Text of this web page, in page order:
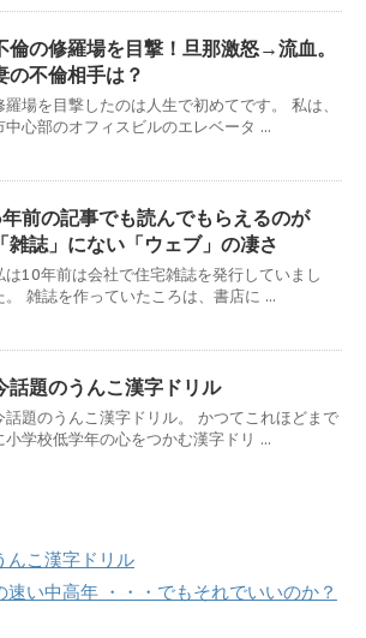
倫の修羅場を目撃！旦那激怒→流血。
の不倫相手は？
羅場を目撃したのは人生で初めてです。 私は、
中心部のオフィスビルのエレベータ ...
前の記事でも読んでもらえるのが
「雑誌」にない「ウェブ」の凄さ
は10年前は会社で住宅雑誌を発行していまし
。 雑誌を作っていたころは、書店に ...
話題のうんこ漢字ドリル
話題のうんこ漢字ドリル。 かつてこれほどまで
小学校低学年の心をつかむ漢字ドリ ...
んこ漢字ドリル
速い中高年 ・・・でもそれでいいのか？